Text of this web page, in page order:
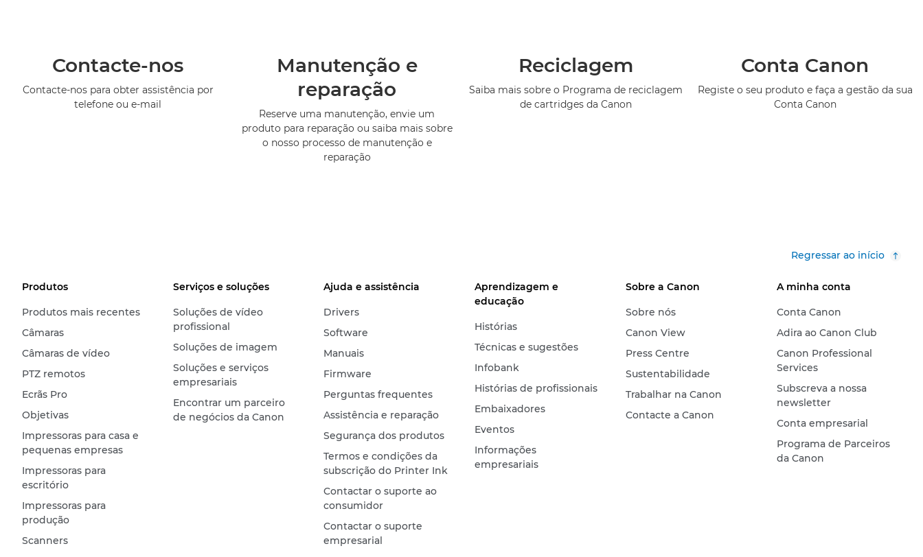
Contacte-nos
Contacte-nos para obter assistência por
telefone ou e-mail
Manutenção e
reparação
Reserve uma manutenção, envie um
produto para reparação ou saiba mais sobre
o nosso processo de manutenção e
reparação
Reciclagem
Saiba mais sobre o Programa de reciclagem
de cartridges da Canon
Conta Canon
Registe o seu produto e faça a gestão da sua
Conta Canon
Regressar ao início
Produtos
Produtos mais recentes
Câmaras
Câmaras de vídeo
PTZ remotos
Ecrãs Pro
Objetivas
Impressoras para casa e
pequenas empresas
Impressoras para
escritório
Impressoras para
produção
Scanners
Serviços e soluções
Soluções de vídeo
profissional
Soluções de imagem
Soluções e serviços
empresariais
Encontrar um parceiro
de negócios da Canon
Ajuda e assistência
Drivers
Software
Manuais
Firmware
Perguntas frequentes
Assistência e reparação
Segurança dos produtos
Termos e condições da
subscrição do Printer Ink
Contactar o suporte ao
consumidor
Contactar o suporte
empresarial
Aprendizagem e
educação
Histórias
Técnicas e sugestões
Infobank
Histórias de profissionais
Embaixadores
Eventos
Informações
empresariais
Sobre a Canon
Sobre nós
Canon View
Press Centre
Sustentabilidade
Trabalhar na Canon
Contacte a Canon
A minha conta
Conta Canon
Adira ao Canon Club
Canon Professional
Services
Subscreva a nossa
newsletter
Conta empresarial
Programa de Parceiros
da Canon